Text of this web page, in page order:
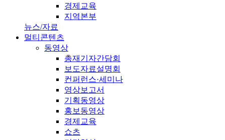
경제교육
지역본부
뉴스/자료
멀티콘텐츠
동영상
총재기자간담회
보도자료설명회
컨퍼런스·세미나
영상보고서
기획동영상
홍보동영상
경제교육
쇼츠